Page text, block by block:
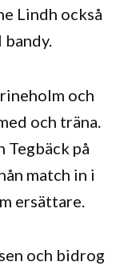
Lindh också
och
och träna.
Tegbäck på
match in i
ersättare.
och bidrog